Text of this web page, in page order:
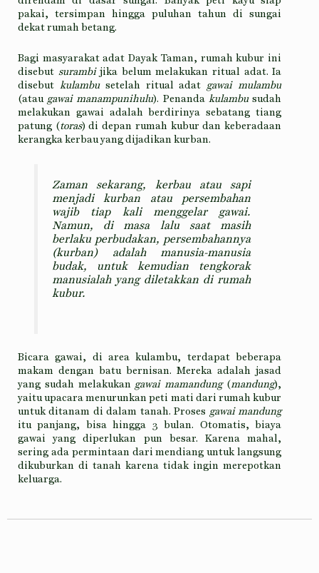
pakai, tersimpan hingga puluhan tahun di sungai
dekat rumah betang.
Bagi masyarakat adat Dayak Taman, rumah kubur ini
disebut surambijika belum melakukan ritual adat. Ia
disebut
kulambusetelah ritual adat gawai mulambu
(atau gawai manampunihulu). Penanda kulambusudah
melakukan gawai adalah berdirinya sebatang tiang
patung (toras) di depan rumah kubur dan keberadaan
kerangka kerbau yang dijadikan kurban.
Zaman sekarang, kerbau atau sapi
menjadi kurban atau persembahan
wajib tiap kali menggelar gawai.
Namun, di masa lalu saat masih
berlaku perbudakan, persembahannya
(kurban) adalah manusia-manusia
budak, untuk kemudian tengkorak
manusialah yang diletakkan di rumah
kubur.
Bicara gawai, di area kulambu, terdapat beberapa
makam dengan batu bernisan. Mereka adalah jasad
yang sudah melakukan gawai mamandung(mandung),
yaitu upacara menurunkan peti mati dari rumah kubur
untuk ditanam di dalam tanah. Proses gawai mandung
itu panjang, bisa hingga 3 bulan. Otomatis, biaya
gawai yang diperlukan pun besar. Karena mahal,
sering ada permintaan dari mendiang untuk langsung
dikuburkan di tanah karena tidak ingin merepotkan
keluarga.